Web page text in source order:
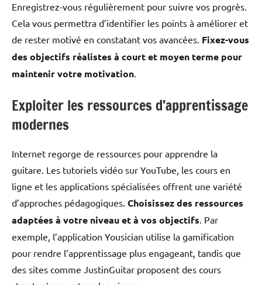
Enregistrez-vous régulièrement pour suivre vos progrès.
Cela vous permettra d’identifier les points à améliorer et
de rester motivé en constatant vos avancées. Fixez-vous
des objectifs réalistes à court et moyen terme pour
maintenir votre motivation.
Exploiter les ressources d’apprentissage
modernes
Internet regorge de ressources pour apprendre la
guitare. Les tutoriels vidéo sur YouTube, les cours en
ligne et les applications spécialisées offrent une variété
d’approches pédagogiques. Choisissez des ressources
adaptées à votre niveau et à vos objectifs. Par
exemple, l’application Yousician utilise la gamification
pour rendre l’apprentissage plus engageant, tandis que
des sites comme JustinGuitar proposent des cours